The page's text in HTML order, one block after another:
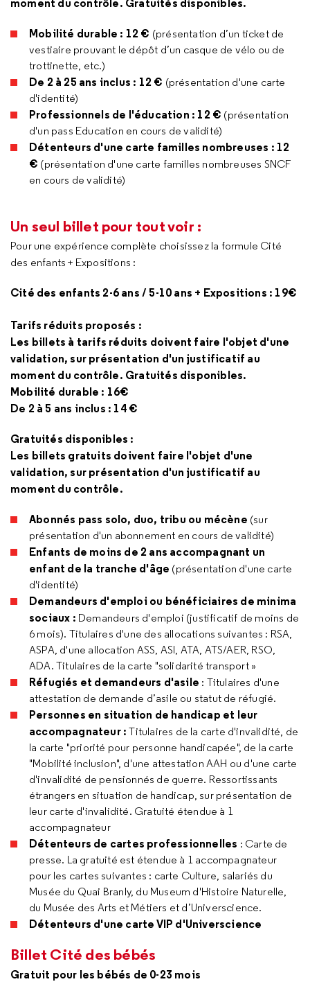
moment du contrôle. Gratuités disponibles.
Mobilité durable : 12 € (présentation d’un ticket de
vestiaire prouvant le dépôt d’un casque de vélo ou de
trottinette, etc.)
De 2 à 25 ans inclus : 12 € (présentation d'une carte
d'identité)
Professionnels de l'éducation : 12 € (présentation
d'un pass Education en cours de validité)
Détenteurs d'une carte familles nombreuses : 12
€ (présentation d'une carte familles nombreuses SNCF
en cours de validité)
Un seul billet pour tout voir :
Pour une expérience complète choisissez la formule Cité
des enfants + Expositions :
Cité des enfants 2-6 ans / 5-10 ans + Expositions : 19€
Tarifs réduits proposés :
Les billets à tarifs réduits doivent faire l'objet d'une
validation, sur présentation d'un justificatif au
moment du contrôle. Gratuités disponibles.
Mobilité durable : 16€
De 2 à 5 ans inclus : 14 €
Gratuités disponibles :
Les billets gratuits doivent faire l'objet d'une
validation, sur présentation d'un justificatif au
moment du contrôle.
Abonnés pass solo, duo, tribu ou mécène (sur
présentation d'un abonnement en cours de validité)
Enfants de moins de 2 ans accompagnant un
enfant de la tranche d'âge (présentation d'une carte
d'identité)
Demandeurs d'emploi ou bénéficiaires de minima
sociaux : Demandeurs d'emploi (justificatif de moins de
6 mois). Titulaires d'une des allocations suivantes : RSA,
ASPA, d'une allocation ASS, ASI, ATA, ATS/AER, RSO,
ADA. Titulaires de la carte "solidarité transport »
Réfugiés et demandeurs d'asile : Titulaires d'une
attestation de demande d’asile ou statut de réfugié.
Personnes en situation de handicap et leur
accompagnateur :Titulaires de la carte d'invalidité, de
la carte "priorité pour personne handicapée", de la carte
"Mobilité inclusion", d'une attestation AAH ou d'une carte
d'invalidité de pensionnés de guerre. Ressortissants
étrangers en situation de handicap, sur présentation de
leur carte d'invalidité. Gratuité étendue à 1
accompagnateur
Détenteurs de cartes professionnelles : Carte de
presse. La gratuité est étendue à 1 accompagnateur
pour les cartes suivantes : carte Culture, salariés du
Musée du Quai Branly, du Museum d'Histoire Naturelle,
du Musée des Arts et Métiers et d’Universcience.
Détenteurs d'une carte VIP d'Universcience
Billet Cité des bébés
Gratuit pour les bébés de 0-23 mois